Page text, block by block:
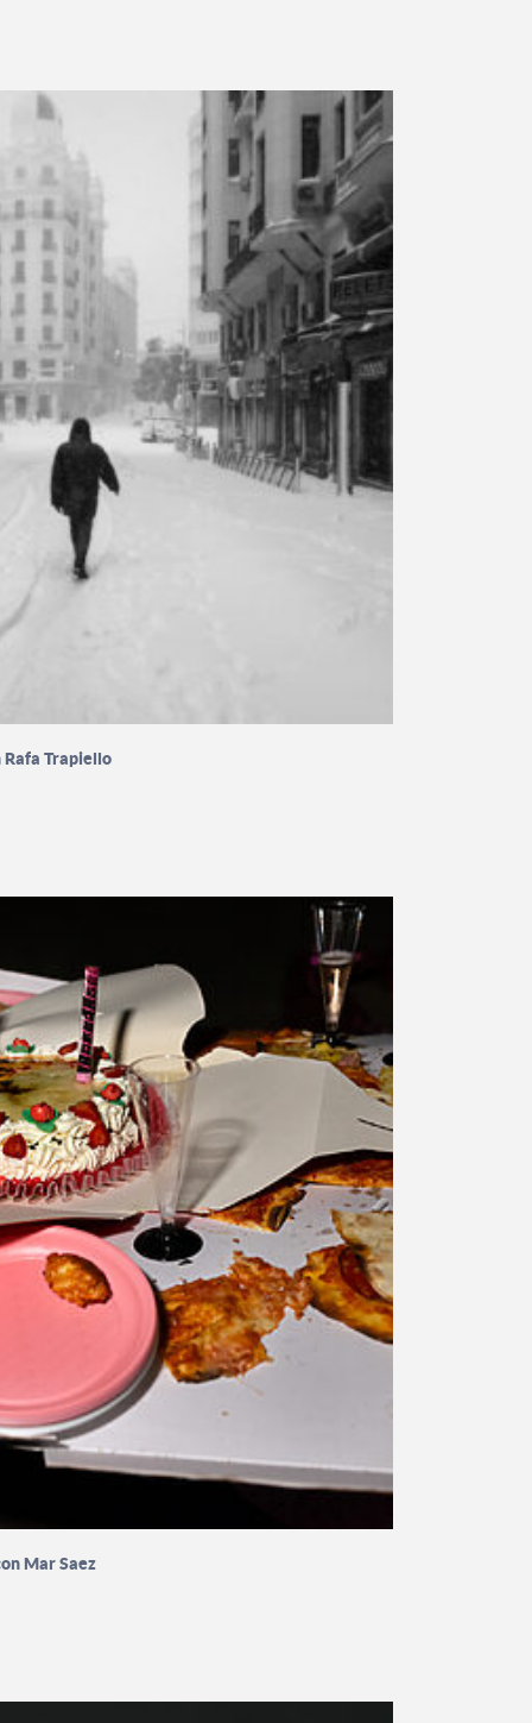
Rafa Trapiello
Mar Saez